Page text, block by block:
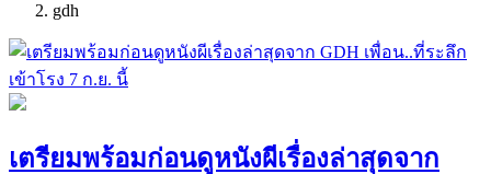
gdh
เตรียมพร้อมก่อนดูหนังผีเรื่องล่าสุดจาก